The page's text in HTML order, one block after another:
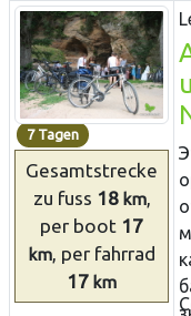
7 Tagen
Gesamtstrecke
zu fuss 18km,
per boot 17
km, per fahrrad
17 km